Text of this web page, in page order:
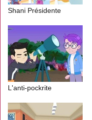
Shani Présidente
L'anti-pockrite